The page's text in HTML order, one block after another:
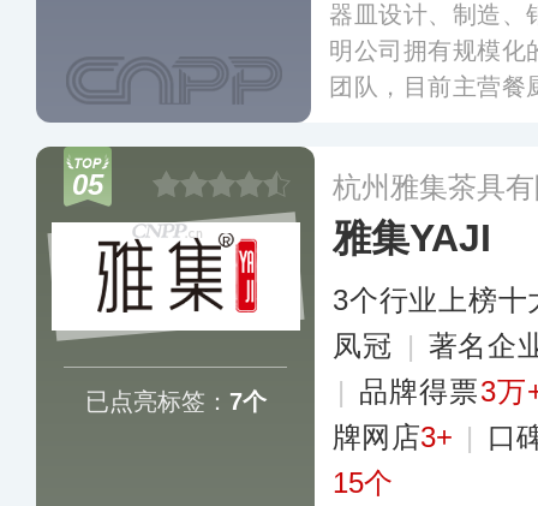
器皿设计、制造、
明公司拥有规模化
团队，目前主营餐
05
已点亮标签： 7个
杭州雅集茶具
雅集YAJI
3个行业上榜十
凤冠 | 著名企
| 品牌得票3万
牌网店3+ | 口
15个